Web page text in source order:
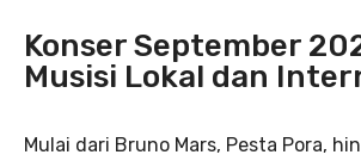
Konser September
Musisi Lokal dan
Mulai dari Bruno Mars, Pesta Pora,